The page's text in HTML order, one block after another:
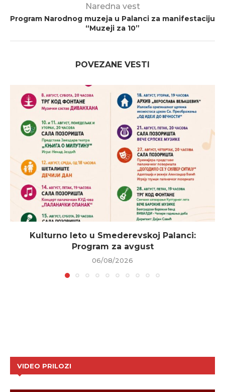
Naredna vest
Program Narodnog muzeja u Palanci za manifestaciju
“Muzeji za 10”
POVEZANE VESTI
Kulturno leto u Smederevskoj Palanci:
Program za avgust
06/08/2026
VIDEO PRILOZI